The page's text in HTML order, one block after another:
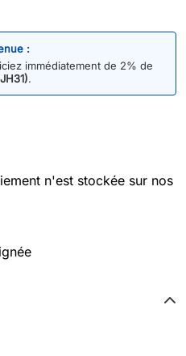
:
immédiatement de 2% de
.
n'est stockée sur nos